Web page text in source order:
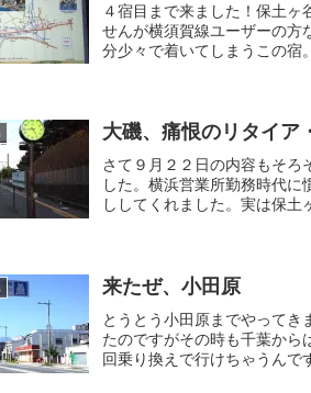
４宿目まで来ました！保土
せんが横須賀線ユーザーの方
分少々で着いてしまうこの宿
大磯、痛恨のリタイア
さて９月２２日の内容もそろ
した。横浜営業所勤務時代
ししてくれました。実は保
来たぜ、小田原
とうとう小田原までやって
たのですがその時も千葉から
回乗り換えで行けちゃうんで